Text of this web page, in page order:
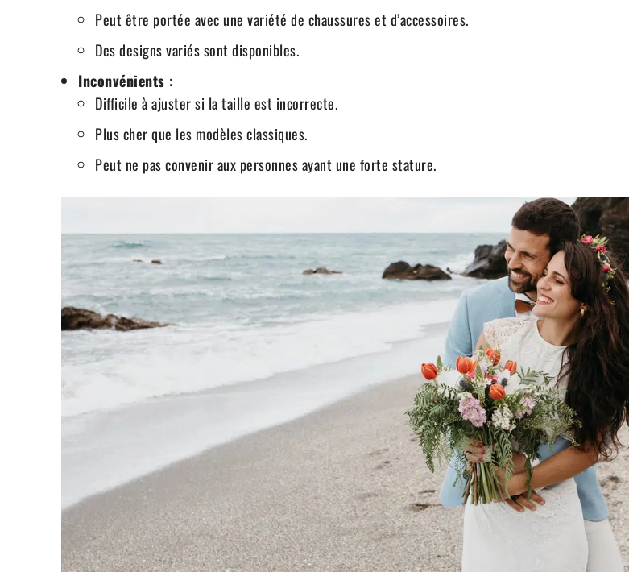
Peut être portée avec une variété de chaussures et d’accessoires.
Des designs variés sont disponibles.
Inconvénients :
Difficile à ajuster si la taille est incorrecte.
Plus cher que les modèles classiques.
Peut ne pas convenir aux personnes ayant une forte stature.